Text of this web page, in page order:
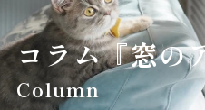
コラム『窓の
Column
購入をご検討の方
販売店